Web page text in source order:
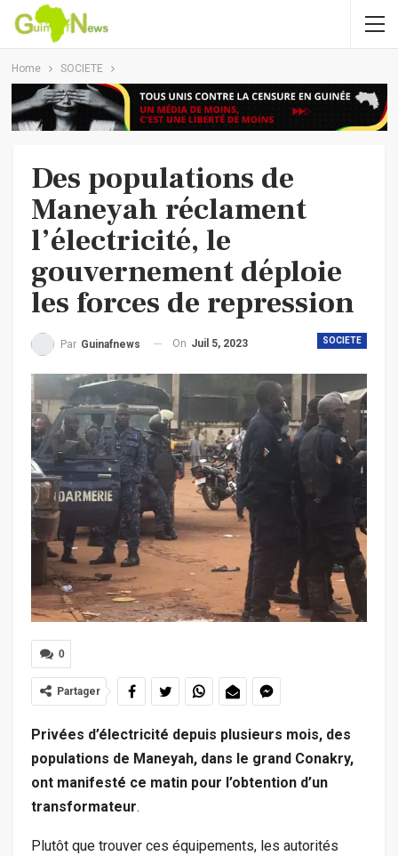
Home SOCIETE
Des populations de
Maneyah réclament
l’électricité, le
gouvernement déploie
les forces de repression
SOCIETE
Par Guinafnews On Juil 5, 2023
0
Partager
Privées d’électricité depuis plusieurs mois, des
populations de Maneyah, dans le grand Conakry,
ont manifesté ce matin pour l’obtention d’un
transformateur.
Plutôt que trouver ces équipements, les autorités